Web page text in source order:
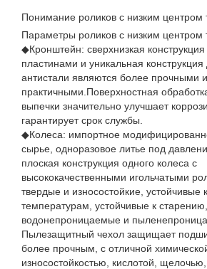
Понимание роликов с низким центром
Параметры роликов с низким центром
◆Кронштейн: сверхнизкая
пластинами и уникальная конструкция
антистали являются более прочными и
практичными.Поверхностная
выпечки значительно улучшает
гарантирует срок службы.
◆Колеса: импортное
сырье, одноразовое литье под
плоская конструкция одного колеса с
высококачественными игольчатыми
твердые и износостойкие, устойчивые
температурам, устойчивые к старению,
водонепроницаемые и
Пылезащитный чехол защищает
более прочным, с отличной
износостойкостью, кислотой,